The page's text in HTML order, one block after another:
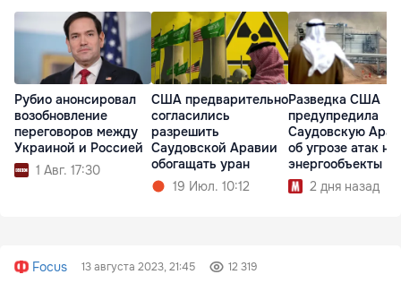
Рубио анонсировал
возобновление
переговоров между
Украиной и Россией
1 Авг. 17:30
США предварительно
согласились
разрешить
Саудовской Аравии
обогащать уран
19 Июл. 10:12
Разведка США
предупредила
Саудовскую
об угрозе атак на
энергообъекты
2 дня назад
Focus 13 августа 2023, 21:45 12 319